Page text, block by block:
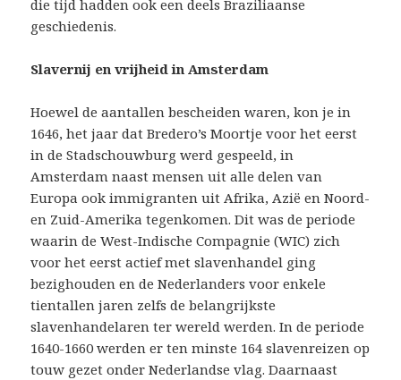
die tijd hadden ook een deels Braziliaanse
geschiedenis.
Slavernij en vrijheid in Amsterdam
Hoewel de aantallen bescheiden waren, kon je in
1646, het jaar dat Bredero’s Moortje voor het eerst
in de Stadschouwburg werd gespeeld, in
Amsterdam naast mensen uit alle delen van
Europa ook immigranten uit Afrika, Azië en Noord-
en Zuid-Amerika tegenkomen. Dit was de periode
waarin de West-Indische Compagnie (WIC) zich
voor het eerst actief met slavenhandel ging
bezighouden en de Nederlanders voor enkele
tientallen jaren zelfs de belangrijkste
slavenhandelaren ter wereld werden. In de periode
1640-1660 werden er ten minste 164 slavenreizen op
touw gezet onder Nederlandse vlag. Daarnaast